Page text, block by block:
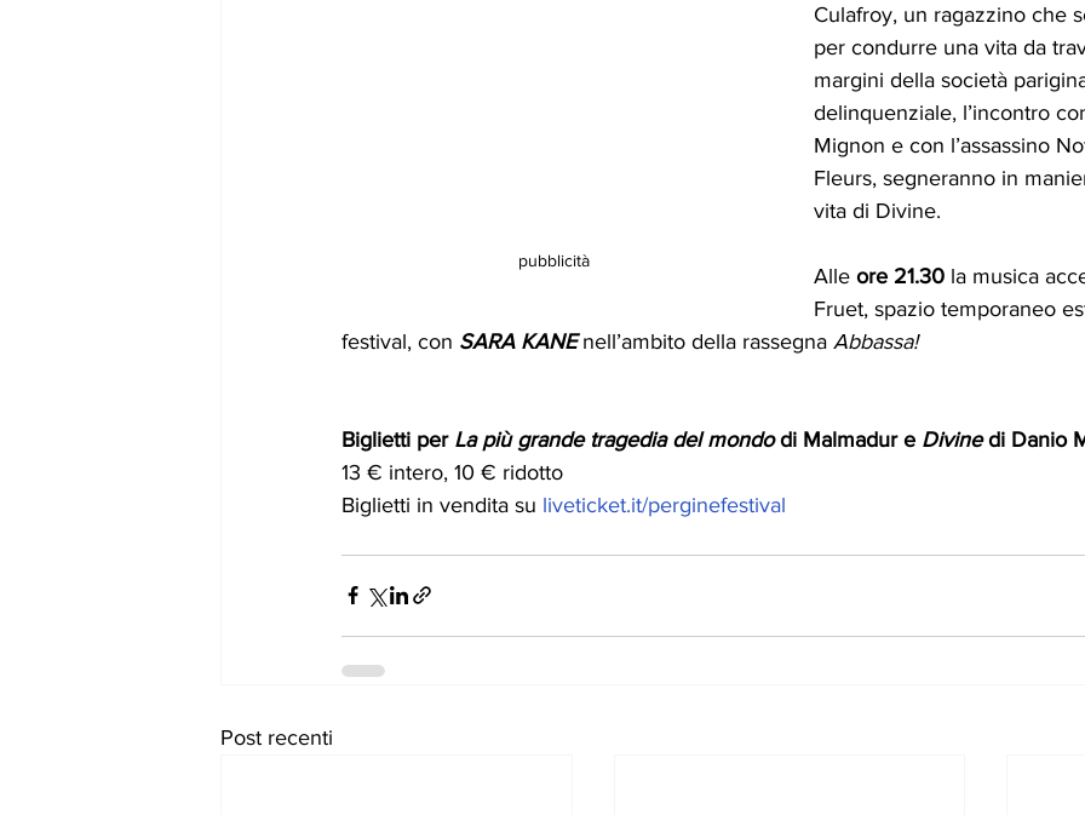
pubblicità
Culafroy, un ragazzino che
per condurre una vita da
margini della società
delinquenziale, l’incontro
Mignon e con l’assassino
Fleurs, segneranno in
vita di Divine.
Alle ore 21.30 la musica
Fruet, spazio temporaneo
festival, con SARA KANE nell’ambito della rassegna Abbassa!
Biglietti per La più grande tragedia del mondo di Malmadur e Divine di Danio
13 € intero, 10 € ridotto
Biglietti in vendita su liveticket.it/perginefestival
Post recenti